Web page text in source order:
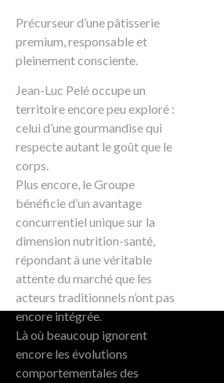
Précurseur d’une pâtisserie
premium, responsable et
pleinement consciente.
Jean-Luc Pelé occupe un
territoire encore peu exploré :
celui d’une gourmandise qui
respecte autant le goût que le
corps.
Plus encore, le Groupe
bénéficie d’un avantage
concurrentiel unique sur la
dimension nutrition-santé,
répondant à une véritable
attente du marché que les
acteurs traditionnels n’ont pas
encore intégrée.
Là où beaucoup ignorent
encore les évolutions
comportementales des